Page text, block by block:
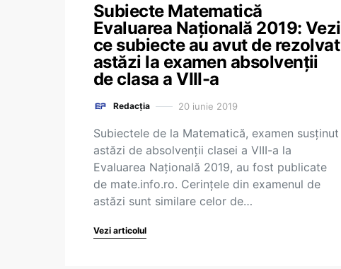
Subiecte Matematică
Evaluarea Națională 2019: Vezi
ce subiecte au avut de rezolvat
astăzi la examen absolvenții
de clasa a VIII-a
Redacția 20 iunie 2019
Subiectele de la Matematică, examen susținut
astăzi de absolvenții clasei a VIII-a la
Evaluarea Națională 2019, au fost publicate
de mate.info.ro. Cerințele din examenul de
astăzi sunt similare celor de…
Vezi articolul